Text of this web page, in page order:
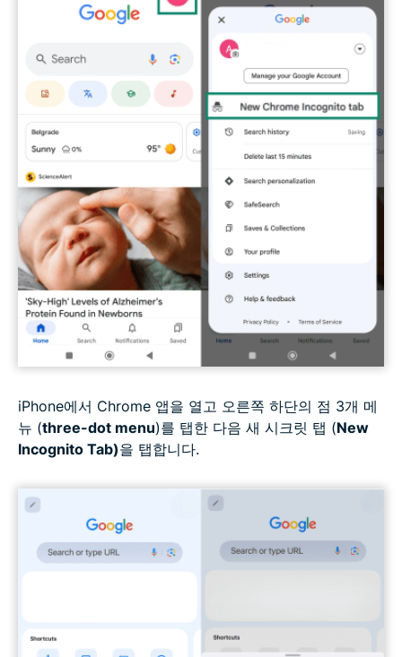
iPhone에서 Chrome 앱을 열고 오른쪽 하단의 점 3개 메
뉴 (three-dot menu)를 탭한 다음 새 시크릿 탭 (New
Incognito Tab)을 탭합니다.